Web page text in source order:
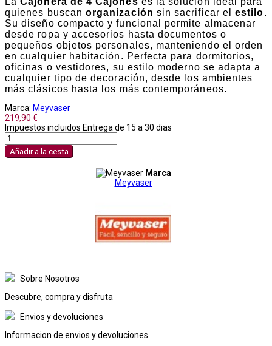
quienes buscan organización sin sacrificar elestilo.
Su diseño compacto y funcional permite almacenar
desde ropa y accesorios hasta documentos o
pequeños objetos personales, manteniendo el orden
en cualquier habitación. Perfecta para dormitorios,
oficinas o vestidores, su estilo moderno se adapta a
cualquier tipo de decoración, desde los ambientes
más clásicos hasta los más contemporáneos.
Marca: Meyvaser
219,90 €
Impuestos incluidos Entrega de 15 a 30 dias
Añadir a la cesta
Marca
Meyvaser
Sobre Nosotros
Descubre, compra y disfruta
Envios y devoluciones
Informacion de envios y devoluciones